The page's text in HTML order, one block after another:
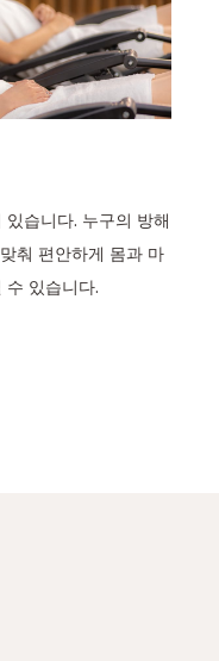
습니다. 누구의 방해
춰 편안하게 몸과 마
있습니다.